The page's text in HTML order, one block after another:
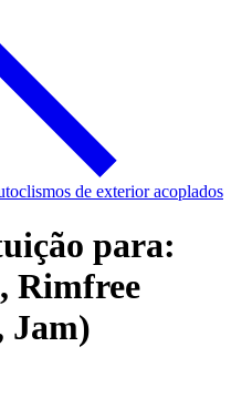
de exterior acoplados
para:
Rimfree
Jam)